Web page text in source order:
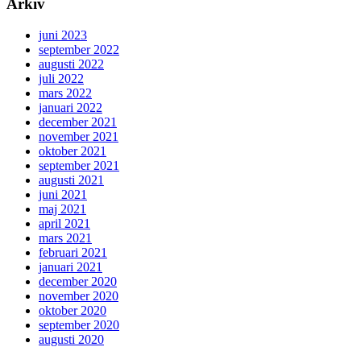
Arkiv
juni 2023
september 2022
augusti 2022
juli 2022
mars 2022
januari 2022
december 2021
november 2021
oktober 2021
september 2021
augusti 2021
juni 2021
maj 2021
april 2021
mars 2021
februari 2021
januari 2021
december 2020
november 2020
oktober 2020
september 2020
augusti 2020